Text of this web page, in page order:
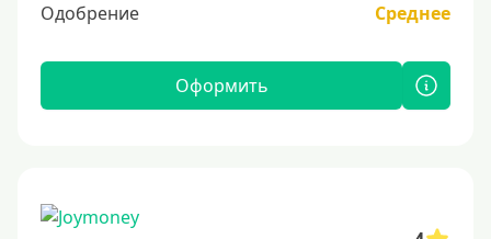
Одобрение
Среднее
Оформить